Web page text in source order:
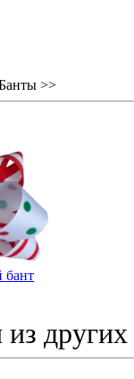
>>
бант
других